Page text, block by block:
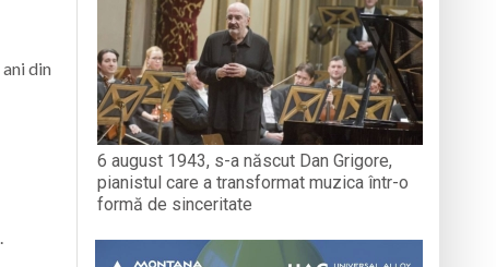
din
6 august 1943, s-a născut Dan Grigore,
pianistul care a transformat muzica într-o
formă de sinceritate